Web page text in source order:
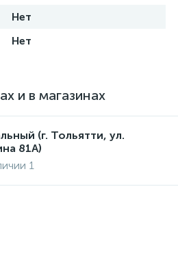
Нет
Нет
и в магазинах
(г. Тольятти, ул.
81А)
1